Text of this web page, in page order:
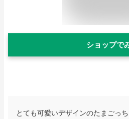
ショップで
とても可愛いデザインのたまごっ